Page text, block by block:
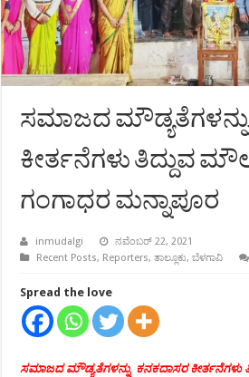
ಸಮಾಜದ
ಕೀರ್ತನೆಗಳು ತಿದ್ದುವ
ಗಂಗಾಧರ ಮನ್ನಾಪೂರ
inmudalgi
ನವೆಂಬರ್ 22, 2021
Recent Posts, Reporters,ತಾಲ್ಲೂಕು,ಬೆಳಗಾವಿ
Spread the love
ಸಮಾಜದ ಮೌಡ್ಯತೆಗಳನ್ನು ಕನಕದಾಸರ ಕೀರ್ತನೆಗಳು